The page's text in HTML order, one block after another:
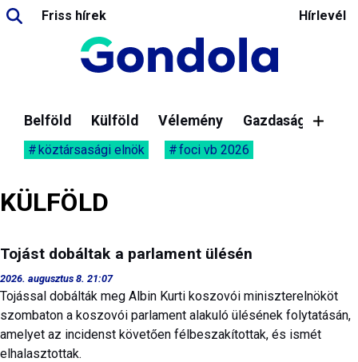
Friss hírek Hírlevél
Belföld Külföld Vélemény Gazdaság
köztársasági elnök foci vb 2026
KÜLFÖLD
Tojást dobáltak a parlament ülésén
2026. augusztus 8. 21:07
Tojással dobálták meg Albin Kurti koszovói miniszterelnököt
szombaton a koszovói parlament alakuló ülésének folytatásán,
amelyet az incidenst követően félbeszakítottak, és ismét
elhalasztottak.